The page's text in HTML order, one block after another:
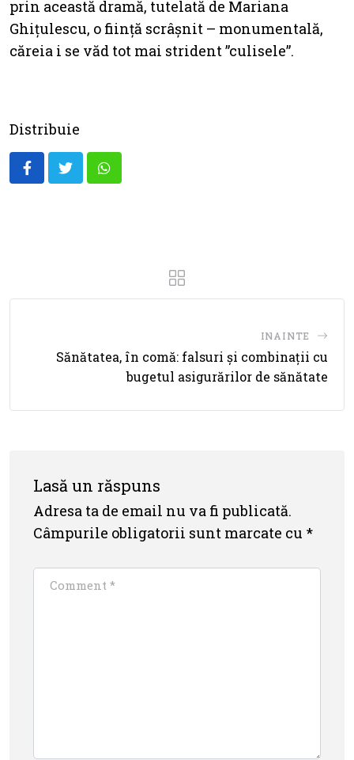
prin această dramă, tutelată de Mariana
Ghițulescu, o ființă scrâșnit – monumentală,
căreia i se văd tot mai strident ”culisele”.
Distribuie
Whatsapp
INAINTE
Sănătatea, în comă: falsuri și combinații cu
bugetul asigurărilor de sănătate
Lasă un răspuns
Adresa ta de email nu va fi publicată.
Câmpurile obligatorii sunt marcate cu *